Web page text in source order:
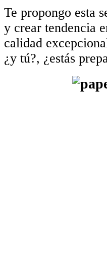
Te propongo esta
y crear tendencia
calidad
¿y tú?, ¿estás